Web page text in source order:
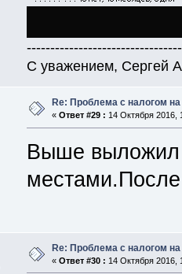
С уважением, Сергей
Re: Проблема с налогом
«Ответ #29 : 14 Октября 2016,
Выше
Re: Проблема с налогом
«Ответ #30 : 14 Октября 2016,